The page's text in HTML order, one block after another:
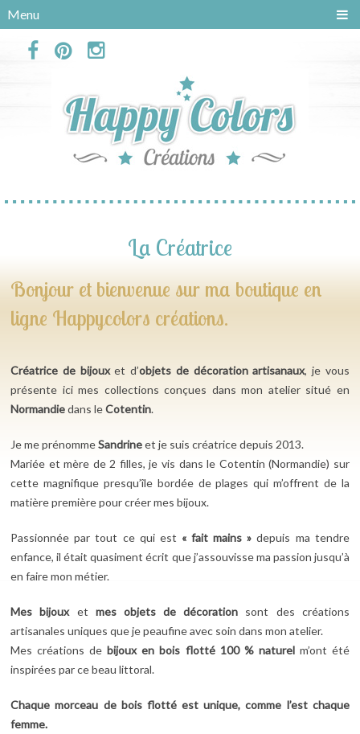
Menu
La Créatrice
Bonjour et bienvenue sur ma boutique en
ligne Happycolors créations.
Créatrice de bijouxet d’objets de décoration artisanaux, je vous
présente ici mes collections conçues dans mon atelier situé en
Normandiedans leCotentin.
Je me prénommeSandrineet je suis créatrice depuis 2013.
Mariée et mère de 2 filles, je vis dans le Cotentin (Normandie) sur
cette magnifique presqu’île bordée de plages qui m’offrent de la
matière première pour créer mes bijoux.
Passionnée par tout ce qui est « fait mains » depuis ma tendre
enfance, il était quasiment écrit que j’assouvisse ma passion jusqu’à
en faire mon métier.
Mes bijouxet mes objets de décoration sont des créations
artisanales uniques que je peaufine avec soin dans mon atelier.
Mes créations debijoux en bois flotté 100 % naturelm’ont été
inspirées par ce beau littoral.
Chaque morceau de bois flotté est unique, comme l’est chaque
femme.
Panneau de gestion des cookies